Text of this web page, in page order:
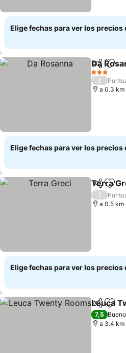
Elige fechas para ver los precios
Da
3 Estrellas
/
a 0.3 km
Elige fechas para ver los precios
Terra
/
a 0.5 km
Elige fechas para ver los precios
Leuca
7,5 Bueno
a 3.4 km